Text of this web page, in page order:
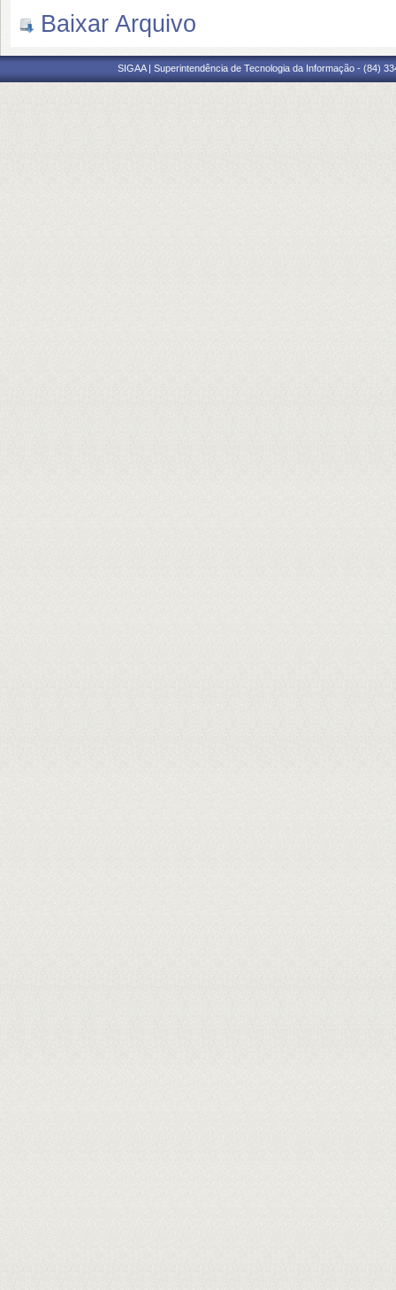
Baixar Arquivo
SIGAA | Superintendência de Tecnologia da Informação - (84)